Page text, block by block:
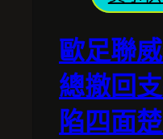
歐足聯
總撤回
陷四面